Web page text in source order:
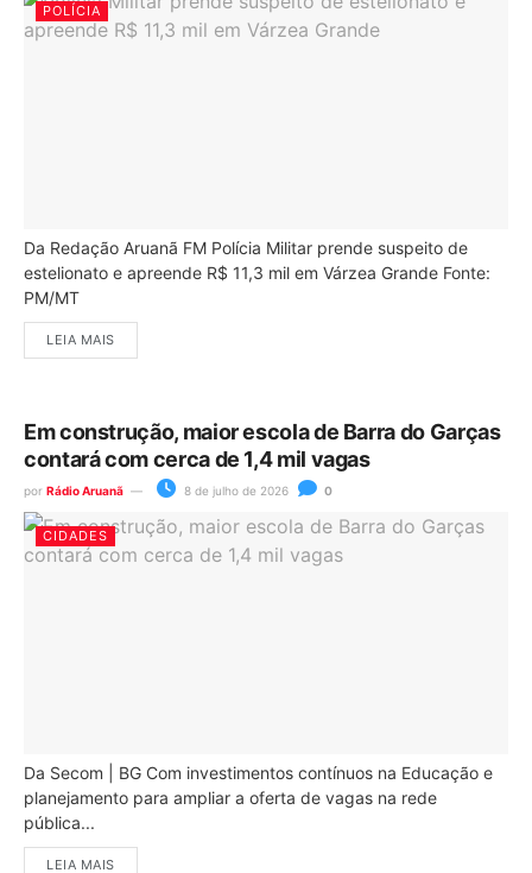
POLÍCIA
Da Redação Aruanã FM Polícia Militar prende suspeito de
estelionato e apreende R$ 11,3 mil em Várzea Grande Fonte:
PM/MT
LEIA MAIS
Em construção, maior escola de Barra do Garças
contará com cerca de 1,4 mil vagas
por Rádio Aruanã 8 de julho de 2026 0
CIDADES
Da Secom | BG Com investimentos contínuos na Educação e
planejamento para ampliar a oferta de vagas na rede
pública...
LEIA MAIS